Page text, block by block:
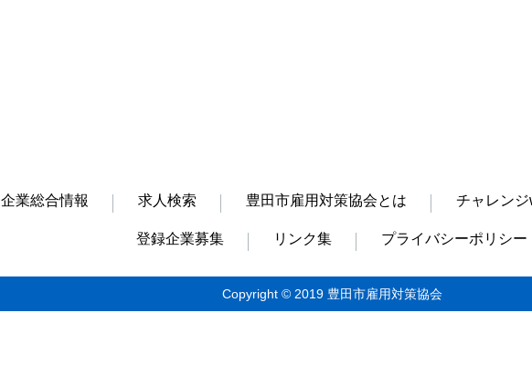
企業総合情報 求人検索 豊田市雇用対策協会とは チャレン
登録企業募集 リンク集 プライバシーポリシー
Copyright © 2019 豊田市雇用対策協会